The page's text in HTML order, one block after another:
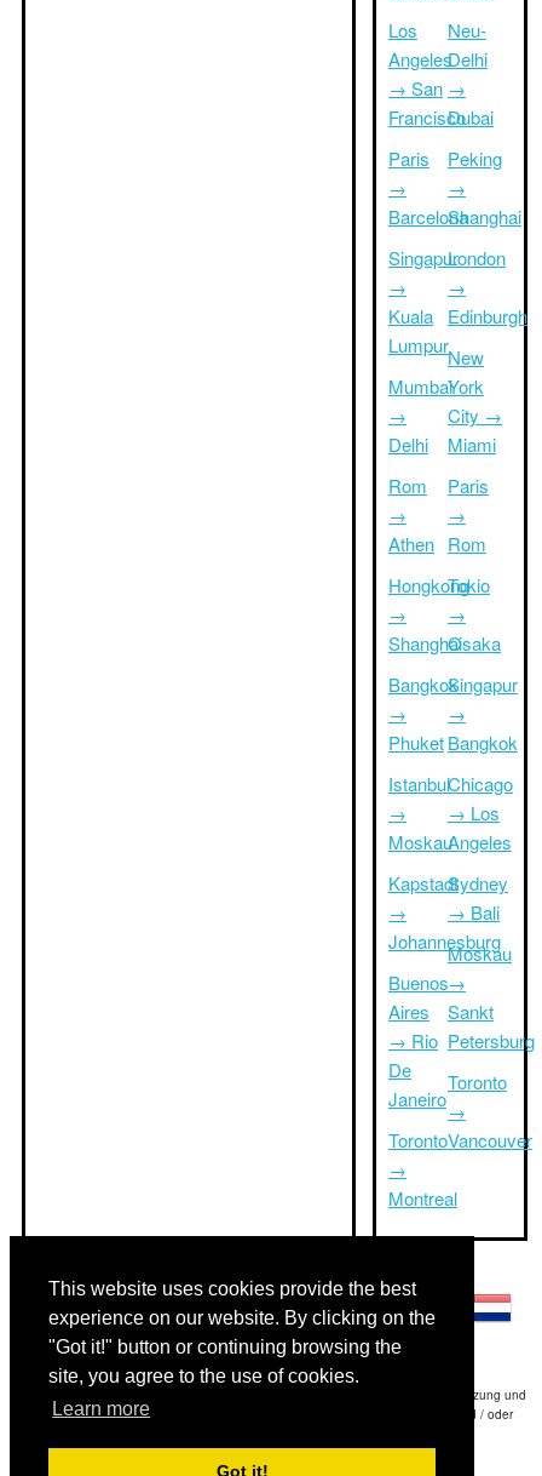
This website uses cookies provide the best
experience on our website. By clicking on the
"Got it!" button or continuing browsing the
site, you agree to the use of cookies.
Learn more
Got it!
Los
Angeles
→ San
Francisco
Paris
→
Barcelona
Singapur
→
Kuala
Lumpur
Mumbai
→
Delhi
Rom
→
Athen
Hongkong
→
Shanghai
Bangkok
→
Phuket
Istanbul
→
Moskau
Kapstadt
→
Johannesburg
Buenos
Aires
→ Rio
De
Janeiro
Toronto
→
Montreal
Neu-
Delhi
→
Dubai
Peking
→
Shanghai
London
→
Edinburgh
New
York
City →
Miami
Paris
→
Rom
Tokio
→
Osaka
Singapur
→
Bangkok
Chicago
→ Los
Angeles
Sydney
→ Bali
Moskau
→
Sankt
Petersburg
Toronto
→
Vancouver
Haftungsausschluss: Die Informationen auf dieser Website ist unsere beste Schätzung und
für nur Ihre Referenz.Triptimeto.com haftet nicht für jede Reise Verzögerung und / oder